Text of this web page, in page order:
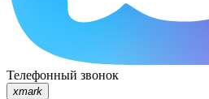
Телефонный звонок
xmark